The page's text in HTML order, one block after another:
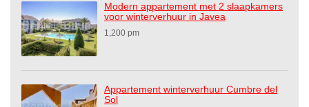
Modern appartement met 2 slaapkamers
voor winterverhuur in Javea
1,200 pm
Appartement winterverhuur Cumbre del
Sol